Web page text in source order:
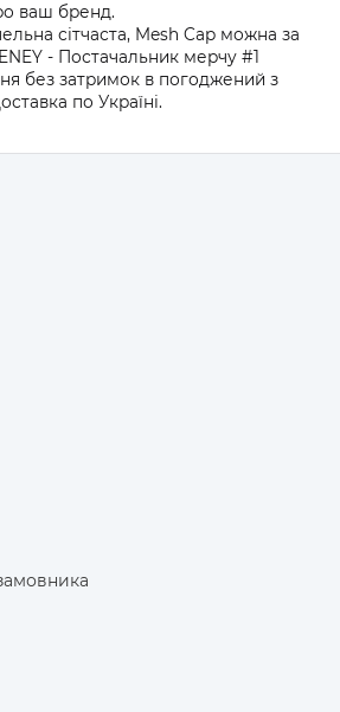
ваш бренд.
сітчаста, Mesh Cap можна за
- Постачальник мерчу #1
без затримок в погоджений з
по Україні.